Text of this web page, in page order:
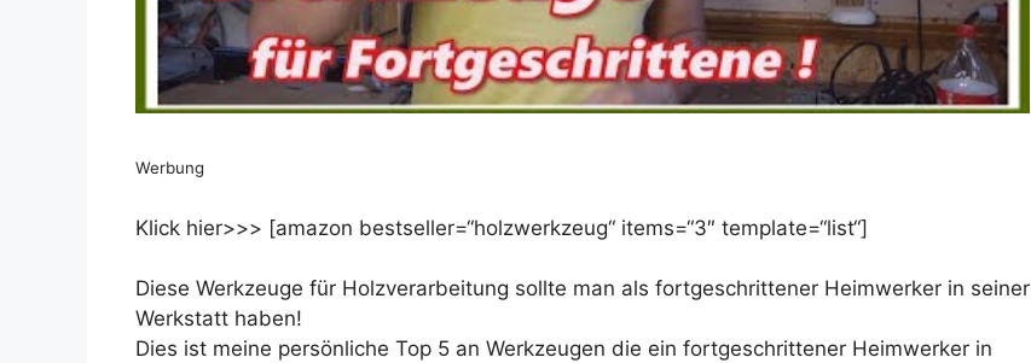
Werbung
Klick hier>>> [amazon bestseller=“holzwerkzeug“ items=“3″ template=“list“]
Diese Werkzeuge für Holzverarbeitung sollte man als fortgeschrittener Heimwerker in seiner
Werkstatt haben!
Dies ist meine persönliche Top 5 an Werkzeugen die ein fortgeschrittener Heimwerker in